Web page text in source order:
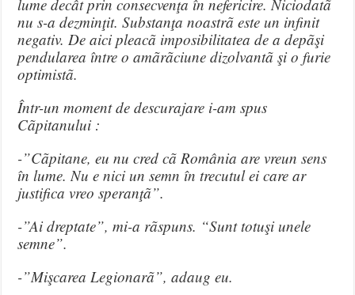
lume decât prin consecvenţa în nefericire. Niciodatã
nu s-a dezminţit. Substanţa noastrã este un infinit
negativ. De aici pleacã imposibilitatea de a depãşi
pendularea între o amãrãciune dizolvantã şi o furie
optimistã.
Într-un moment de descurajare i-am spus
Cãpitanului :
-”Cãpitane, eu nu cred cã România are vreun sens
în lume. Nu e nici un semn în trecutul ei care ar
justifica vreo speranţã”.
-”Ai dreptate”, mi-a rãspuns. “Sunt totuşi unele
semne”.
-”Mişcarea Legionarã”, adaug eu.